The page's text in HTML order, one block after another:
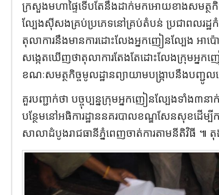
ក្រសួងមហាផ្ទៃទើបតែនឹងដាក់មកអោយខាងសមត្ថកិច្
ល្បែងសុីសងគ្រប់ប្រភេទនៅគ្រប់តំបន់ ប្រជាពលរដ្ឋ
តុលាការនឹងមានការដោះលែងអ្នកញៀនល្បែង អាប៉
សង្កេតឃើញថាតុលាការតែងតែដោះលែងក្រុមអ្ន
ខណៈសមត្ថកិច្ចមូលដ្ឋានព្យាយាមបង្ក្រាបនឹងបញ្ជូ
គួរបញ្ជាក់ថា បច្ចុប្បន្នក្រុមអ្នកញៀនល្បែងទាំង៣ន
បន្ថែមនៅអធិការដ្ឋាននគរបាលខណ្ឌសែនសុខដើ
សាលាដំបូងរាជធានីភ្នំពេញចាត់ការតាមនីតិវិធី ៕